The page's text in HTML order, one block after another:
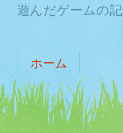
遊んだゲームの
ホーム